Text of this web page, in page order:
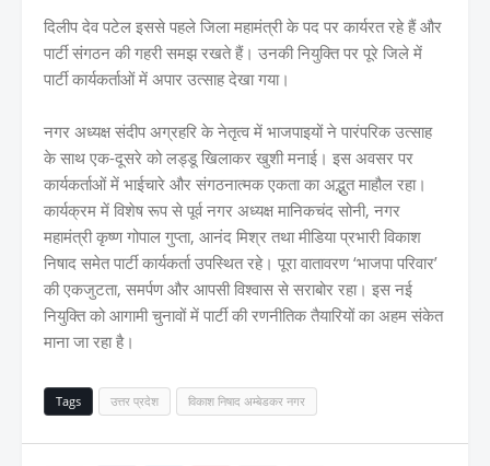
दिलीप देव पटेल इससे पहले जिला महामंत्री के पद पर कार्यरत रहे हैं और
पार्टी संगठन की गहरी समझ रखते हैं। उनकी नियुक्ति पर पूरे जिले में
पार्टी कार्यकर्ताओं में अपार उत्साह देखा गया।
नगर अध्यक्ष संदीप अग्रहरि के नेतृत्व में भाजपाइयों ने पारंपरिक उत्साह
के साथ एक-दूसरे को लड्डू खिलाकर खुशी मनाई। इस अवसर पर
कार्यकर्ताओं में भाईचारे और संगठनात्मक एकता का अद्भुत माहौल रहा।
कार्यक्रम में विशेष रूप से पूर्व नगर अध्यक्ष मानिकचंद सोनी, नगर
महामंत्री कृष्ण गोपाल गुप्ता, आनंद मिश्र तथा मीडिया प्रभारी विकाश
निषाद समेत पार्टी कार्यकर्ता उपस्थित रहे। पूरा वातावरण ‘भाजपा परिवार’
की एकजुटता, समर्पण और आपसी विश्वास से सराबोर रहा। इस नई
नियुक्ति को आगामी चुनावों में पार्टी की रणनीतिक तैयारियों का अहम संकेत
माना जा रहा है।
Tags उत्तर प्रदेश विकाश निषाद अम्बेडकर नगर